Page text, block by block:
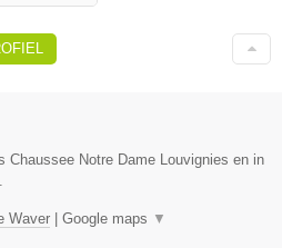
Chaussee Notre Dame Louvignies en in
Waver | Google maps ▼